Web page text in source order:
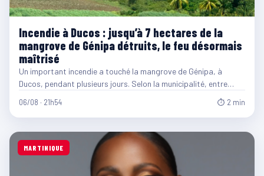
Incendie à Ducos : jusqu’à 7 hectares de la
mangrove de Génipa détruits, le feu désormais
maîtrisé
Un important incendie a touché la mangrove de Génipa, à
Ducos, pendant plusieurs jours. Selon la municipalité, entre…
06/08 · 21h54 ⏱ 2 min
MARTINIQUE